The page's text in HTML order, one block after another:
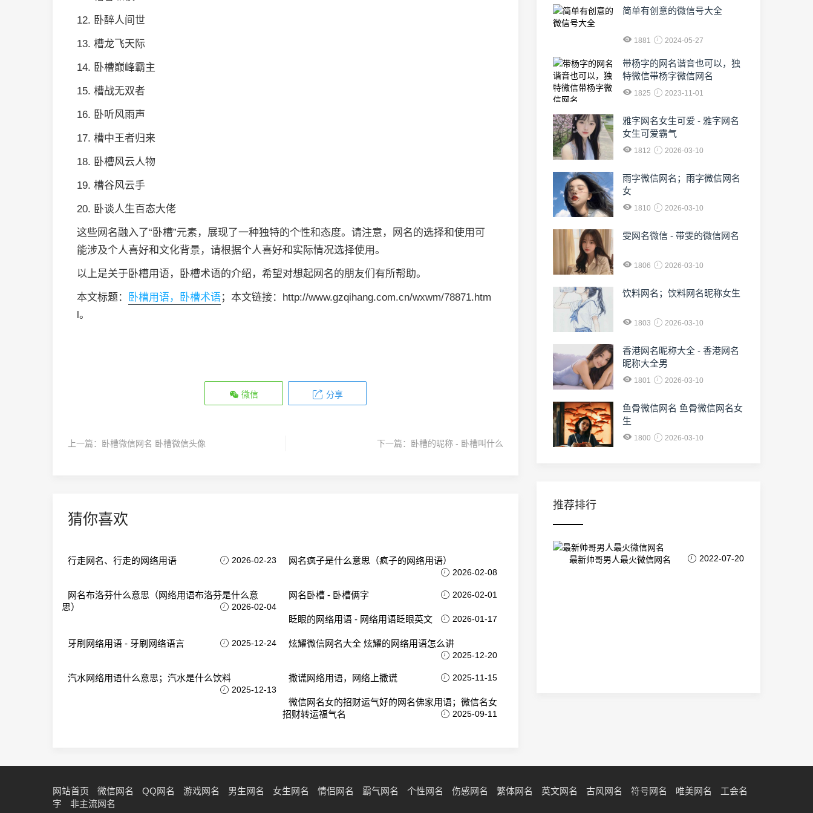
12. 卧醉人间世
13. 槽龙飞天际
14. 卧槽巅峰霸主
15. 槽战无双者
16. 卧听风雨声
17. 槽中王者归来
18. 卧槽风云人物
19. 槽谷风云手
20. 卧谈人生百态大佬
这些网名融入了“卧槽”元素，展现了一种独特的个性和态度。请注意，网名的选择和使用可
能涉及个人喜好和文化背景，请根据个人喜好和实际情况选择使用。
以上是关于卧槽用语，卧槽术语的介绍，希望对想起网名的朋友们有所帮助。
本文标题： 卧槽用语，卧槽术语；本文链接：http://www.gzqihang.com.cn/wxwm/78871.htm
l。
微信 分享
上一篇： 卧槽微信网名 卧槽微信头像 下一篇： 卧槽的昵称 - 卧槽叫什么
猜你喜欢
行走网名、行走的网络用语 2026-02-23 网名疯子是什么意思（疯子的网络用语）
2026-02-08
网名布洛芬什么意思（网络用语布洛芬是什么意
思）
2026-02-04
网名卧槽 - 卧槽俩字 2026-02-01
眨眼的网络用语 - 网络用语眨眼英文 2026-01-17
牙刷网络用语 - 牙刷网络语言 2025-12-24 炫耀微信网名大全 炫耀的网络用语怎么讲
2025-12-20
汽水网络用语什么意思；汽水是什么饮料
2025-12-13
撒谎网络用语，网络上撒谎 2025-11-15
微信网名女的招财运气好的网名佛家用语；微信名女
招财转运福气名
2025-09-11
简单有创意的微信号大全
1881 2024-05-27
​带杨字的网名谐音也可以，独
特微信带杨字微信网名
1825 2023-11-01
雅字网名女生可爱 - 雅字网名
女生可爱霸气
1812 2026-03-10
雨字微信网名；雨字微信网名
女
1810 2026-03-10
雯网名微信 - 带雯的微信网名
1806 2026-03-10
饮料网名；饮料网名昵称女生
1803 2026-03-10
香港网名昵称大全 - 香港网名
昵称大全男
1801 2026-03-10
鱼骨微信网名 鱼骨微信网名女
生
1800 2026-03-10
推荐排行
最新帅哥男人最火微信网名 2022-07-20
网站首页 微信网名 QQ网名 游戏网名 男生网名 女生网名 情侣网名 霸气网名 个性网名 伤感网名 繁体网名 英文网名 古风网名 符号网名 唯美网名
工会名
字
非主流网名